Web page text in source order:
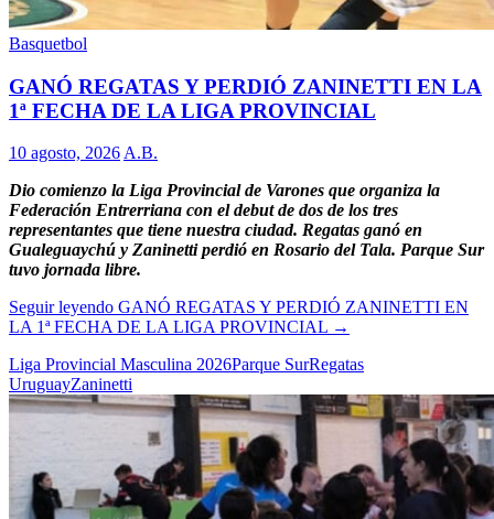
Basquetbol
GANÓ REGATAS Y PERDIÓ ZANINETTI EN LA
1ª FECHA DE LA LIGA PROVINCIAL
10 agosto, 2026 A.B.
Dio comienzo la Liga Provincial de Varones que organiza la
Federación Entrerriana con el debut de dos de los tres
representantes que tiene nuestra ciudad. Regatas ganó en
Gualeguaychú y Zaninetti perdió en Rosario del Tala. Parque Sur
tuvo jornada libre.
Seguir leyendo GANÓ REGATAS Y PERDIÓ ZANINETTI EN
LA 1ª FECHA DE LA LIGA PROVINCIAL →
Liga Provincial Masculina 2026Parque SurRegatas
UruguayZaninetti